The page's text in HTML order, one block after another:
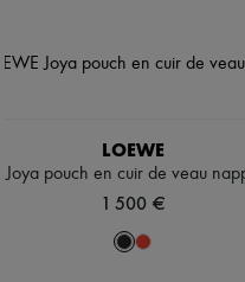
LOEWE
Joya pouch en cuir de veau
1 500 €